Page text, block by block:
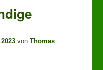
vonThomas